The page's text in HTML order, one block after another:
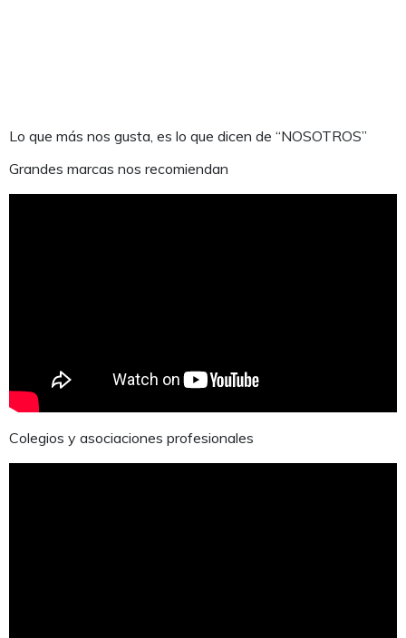
Lo que más nos gusta, es lo que dicen de “NOSOTROS”
Grandes marcas nos recomiendan
Colegios y asociaciones profesionales